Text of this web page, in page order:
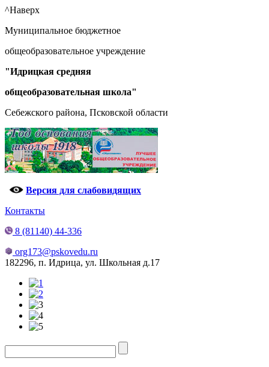
^Наверх
Муниципальное бюджетное
общеобразовательное учреждение
"Идрицкая средняя
общеобразовательная школа"
Себежского района, Псковской области
Версия для слабовидящих
Контакты
8 (81140) 44-336
org173@pskovedu.ru
182296, п. Идрица, ул. Школьная д.17